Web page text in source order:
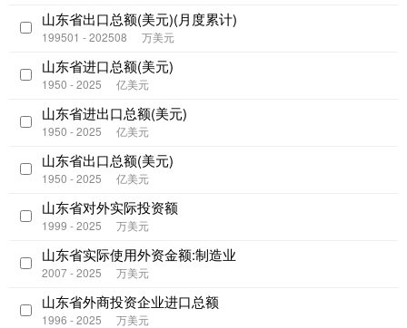
山东省出口总额(美元)(月度累计)
199501 - 202508 万美元
山东省进口总额(美元)
1950 - 2025 亿美元
山东省进出口总额(美元)
1950 - 2025 亿美元
山东省出口总额(美元)
1950 - 2025 亿美元
山东省对外实际投资额
1999 - 2025 万美元
山东省实际使用外资金额:制造业
2007 - 2025 万美元
山东省外商投资企业进口总额
1996 - 2025 万美元